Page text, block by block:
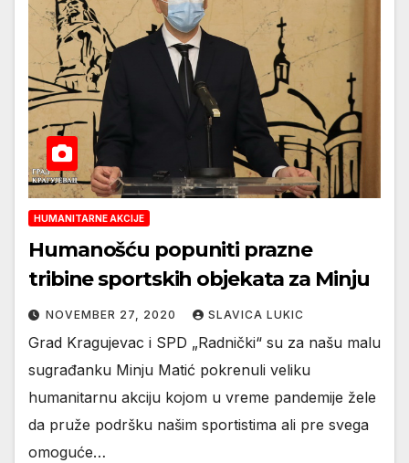
HUMANITARNE AKCIJE
Humanošću popuniti prazne
tribine sportskih objekata za Minju
NOVEMBER 27, 2020 SLAVICA LUKIC
Grad Kragujevac i SPD „Radnički“ su za našu malu
sugrađanku Minju Matić pokrenuli veliku
humanitarnu akciju kojom u vreme pandemije žele
da pruže podršku našim sportistima ali pre svega
omoguće…